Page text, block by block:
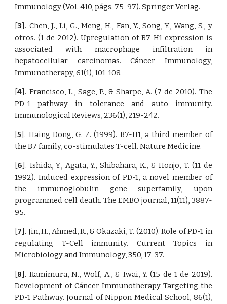
Immunology (Vol. 410, págs. 75-97). Springer Verlag.
[3]. Chen, J., Li, G., Meng, H., Fan, Y., Song, Y., Wang, S., y
otros. (1 de 2012). Upregulation of B7-H1 expression is
associated with macrophage infiltration in
hepatocellular carcinomas. Cáncer Immunology,
Immunotherapy, 61(1), 101-108.
[4]. Francisco, L., Sage, P., & Sharpe, A. (7 de 2010). The
PD-1 pathway in tolerance and auto immunity.
Immunological Reviews, 236(1), 219-242.
[5]. Haing Dong, G. Z. (1999). B7-H1, a third member of
the B7 family, co-stimulates T-cell. Nature Medicine.
[6]. Ishida, Y., Agata, Y., Shibahara, K., & Honjo, T. (11 de
1992). Induced expression of PD-1, a novel member of
the immunoglobulin gene superfamily, upon
programmed cell death. The EMBO journal, 11(11), 3887-
95.
[7]. Jin, H., Ahmed, R., & Okazaki, T. (2010). Role of PD-1 in
regulating T-Cell immunity. Current Topics in
Microbiology and Immunology, 350, 17-37.
[8]. Kamimura, N., Wolf, A., & Iwai, Y. (15 de 1 de 2019).
Development of Cáncer Immunotherapy Targeting the
PD-1 Pathway. Journal of Nippon Medical School, 86(1),